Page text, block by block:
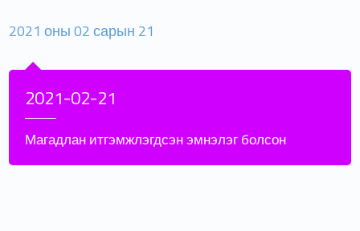
2021 оны 02 сарын 21
2021-02-21
Магадлан итгэмжлэгдсэн эмнэлэг болсон